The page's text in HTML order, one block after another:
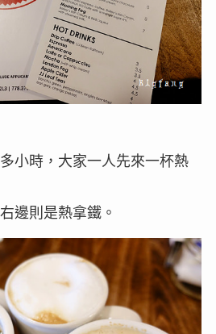
小時，大家一人先來一杯熱
邊則是熱拿鐵。